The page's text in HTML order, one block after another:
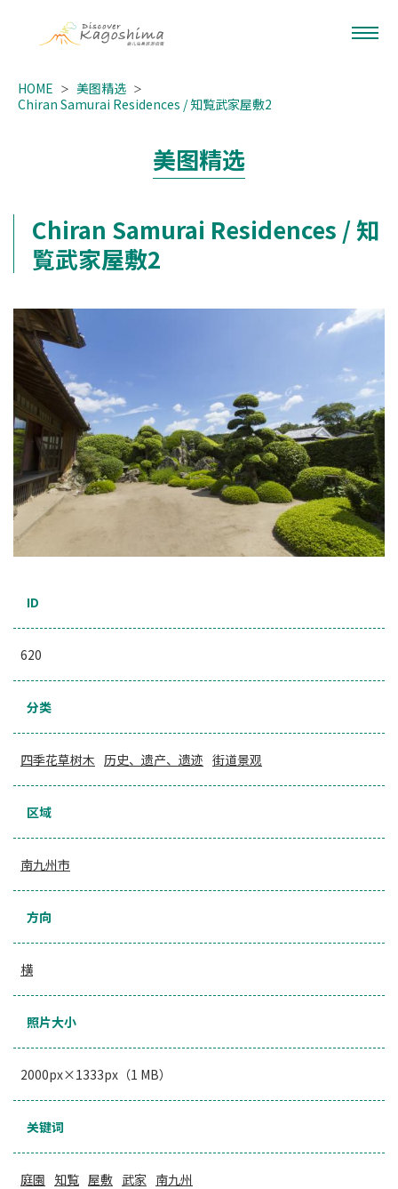
HOME
美图精选
Chiran Samurai Residences / 知覧武家屋敷2
美图精选
Chiran Samurai Residences / 知
覧武家屋敷2
ID
620
分类
四季花草树木 历史、遗产、遗迹 街道景观
区域
南九州市
方向
横
照片大小
2000px×1333px（1 MB）
关键词
庭園 知覧 屋敷 武家 南九州